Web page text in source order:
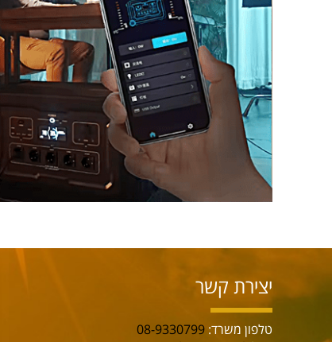
יצירת קשר
טלפון משרד: 08-9330799